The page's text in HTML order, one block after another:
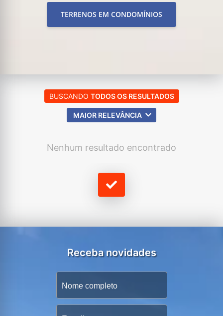
TERRENOS EM CONDOMÍNIOS
BUSCANDO TODOS OS RESULTADOS
MAIOR RELEVÂNCIA
Nenhum resultado encontrado
Receba novidades